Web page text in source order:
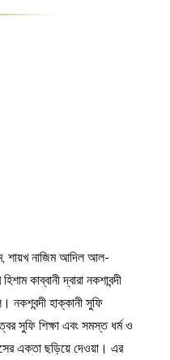
শায়খ নাজিম আদিল আল-
কাব্বানী দ্বারা নকশাবন্দী
নকশবন্দী হাক্কানী সুফি
সুফি শিক্ষা এবং সমস্ত ধর্ম ও
একতা ছড়িয়ে দেওয়া। এর